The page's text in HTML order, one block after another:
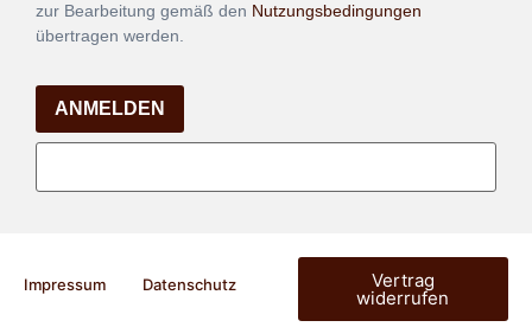
zur Bearbeitung gemäß den Nutzungsbedingungen
übertragen werden.
ANMELDEN
Impressum Datenschutz Vertrag
widerrufen